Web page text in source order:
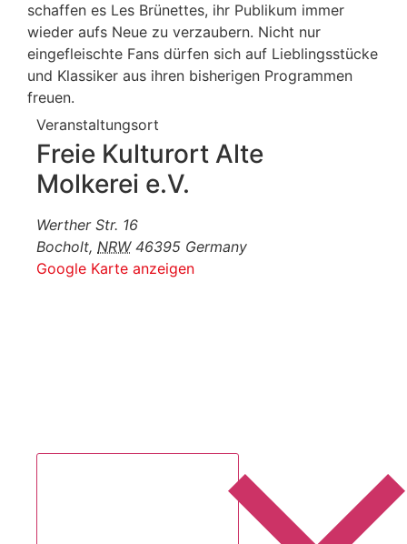
schaffen es Les Brünettes, ihr Publikum immer
wieder aufs Neue zu verzaubern. Nicht nur
eingefleischte Fans dürfen sich auf Lieblingsstücke
und Klassiker aus ihren bisherigen Programmen
freuen.
Veranstaltungsort
Freie Kulturort Alte
Molkerei e.V.
Werther Str. 16
Bocholt, NRW 46395 Germany
Google Karte anzeigen